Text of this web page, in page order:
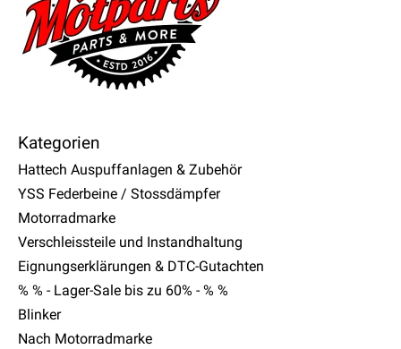
Kategorien
Hattech Auspuffanlagen & Zubehör
YSS Federbeine / Stossdämpfer
Motorradmarke
Verschleissteile und Instandhaltung
Eignungserklärungen & DTC-Gutachten
% % - Lager-Sale bis zu 60% - % %
Blinker
Nach Motorradmarke